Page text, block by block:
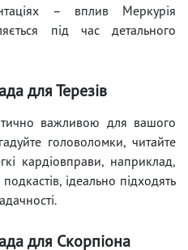
– вплив Меркурія
під час детального
для Терезів
важливою для вашого
головоломки, читайте
кардіовправи, наприклад,
ідеально підходять
для Скорпіона